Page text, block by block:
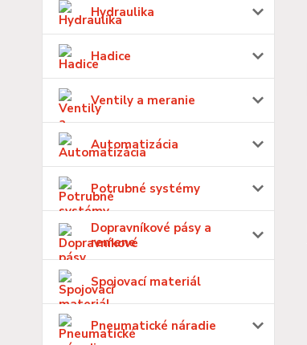
Hydraulika
Hadice
Ventily a meranie
Automatizácia
Potrubné systémy
Dopravníkové pásy a
remene
Spojovací materiál
Pneumatické náradie